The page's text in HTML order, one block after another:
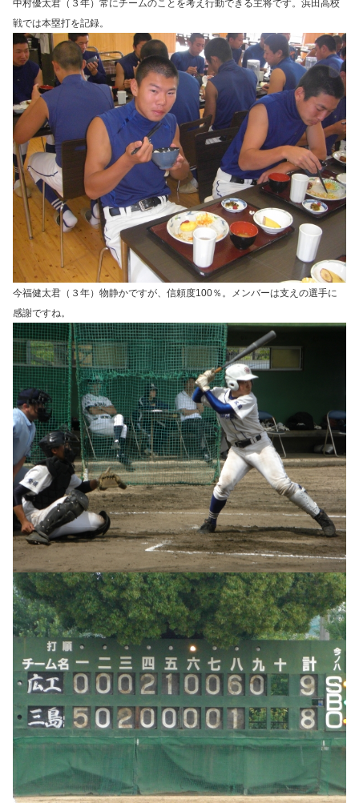
中村優太君（３年）常にチームのことを考え行動できる主将です。浜田高校
戦では本塁打を記録。
今福健太君（３年）物静かですが、信頼度100％。メンバーは支えの選手に
感謝ですね。